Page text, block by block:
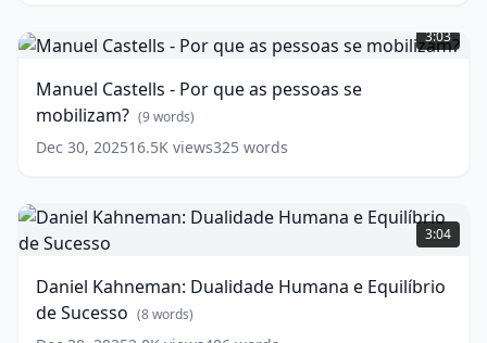
words)
Castells
-
que
as
pessoas
se
words)
3:03
Manuel Castells - Por que as pessoas se
mobilizam? (9words)
Dec 30, 202516.5K views325 words
Daniel
Kahneman:
Dualidade
e
Equilíbrio
de
3:04
Daniel Kahneman: Dualidade Humana e Equilíbrio
de Sucesso (8words)